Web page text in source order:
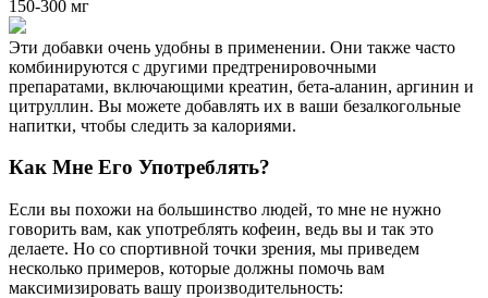
150-300 мг
Эти добавки очень удобны в применении. Они также часто
комбинируются с другими предтренировочными
препаратами, включающими креатин, бета-аланин, аргинин и
цитруллин. Вы можете добавлять их в ваши безалкогольные
напитки, чтобы следить за калориями.
Как Мне Его Употреблять?
Если вы похожи на большинство людей, то мне не нужно
говорить вам, как употреблять кофеин, ведь вы и так это
делаете. Но со спортивной точки зрения, мы приведем
несколько примеров, которые должны помочь вам
максимизировать вашу производительность: